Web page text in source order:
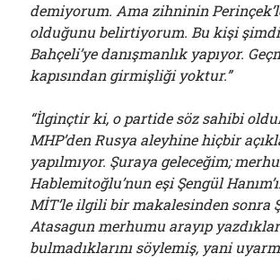
demiyorum. Ama zihninin
olduğunu belirtiyorum. Bu kişi şimdi
Bahçeli’ye danışmanlık yapıyor.
kapısından girmişliği yoktur.”
“İlginçtir ki, o partide söz sahibi
MHP’den Rusya aleyhine hiçbir
yapılmıyor. Şuraya geleceğim;
Hablemitoğlu’nun eşi Şengül
MİT’le ilgili bir makalesinden sonra
Atasagun merhumu arayıp
bulmadıklarını söylemiş, yani